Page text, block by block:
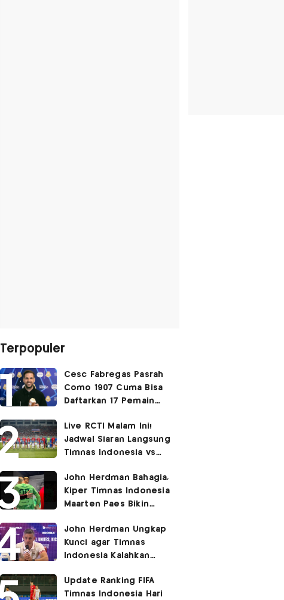
Terpopuler
Cesc Fabregas Pasrah
Como 1907 Cuma Bisa
Daftarkan 17 Pemain
2026-2027
Live RCTI Malam Ini!
Jadwal Siaran Langsung
Timnas Indonesia vs
2026: Laga Hidup Mati
John Herdman Bahagia,
Kiper Timnas Indonesia
Maarten Paes Bikin
Duduk di Bangku
Cadangan!
John Herdman Ungkap
Kunci agar Timnas
Indonesia Kalahkan
2026: Tenang tapi
Berapi-api
Update Ranking FIFA
Timnas Indonesia Hari